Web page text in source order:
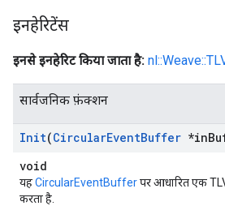
इनहेरिटेंस
इनसे इनहेरिट किया जाता है:
सार्वजनिक फ़ंक्शन
Init(CircularEventBuffer *in
void
यहCircularEventBufferपर आधारित एक
करता है.